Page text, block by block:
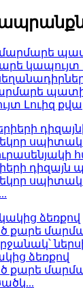
Լուիզ
դիզայն
ձեռքով
քարե